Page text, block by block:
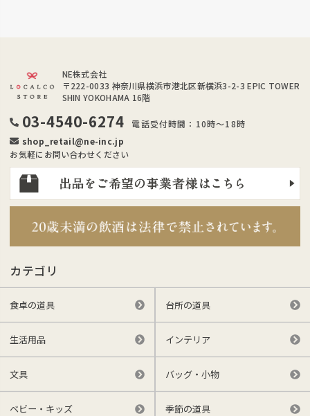
NE株式会社
〒222-0033 神奈川県横浜市港北区新横浜3-2-3 EPIC TOWER
SHIN YOKOHAMA 16階
03-4540-6274
電話受付時間：10時～18時
shop_retail@ne-inc.jp
お気軽にお問い合わせください
カテゴリ
食卓の道具 台所の道具
生活用品 インテリア
文具 バッグ・小物
ベビー・キッズ 季節の道具